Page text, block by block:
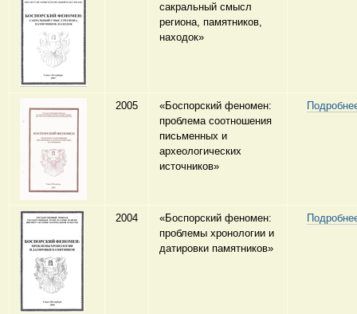
сакральный смысл
региона, памятников,
находок»
2005
«Боспорский феномен:
проблема соотношения
письменных и
археологических
источников»
2004
«Боспорский феномен:
проблемы хронологии и
датировки памятников»